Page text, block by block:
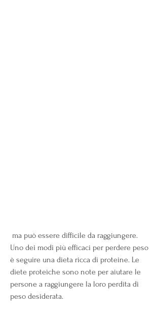
Uno dei modi più efficaci per perdere peso
è seguire una dieta ricca di proteine. Le
diete proteiche sono note per aiutare le
persone a raggiungere la loro perdita di
peso desiderata.